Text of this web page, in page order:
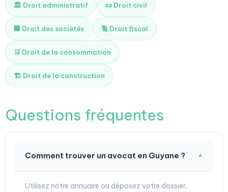
🏛️ Droit administratif 📜 Droit civil
🏢 Droit des sociétés 🔢 Droit fiscal
🛒 Droit de la consommation
🏗️ Droit de la construction
Questions fréquentes
Comment trouver un avocat en Guyane ? ▼
Utilisez notre annuaire ou déposez votre dossier.